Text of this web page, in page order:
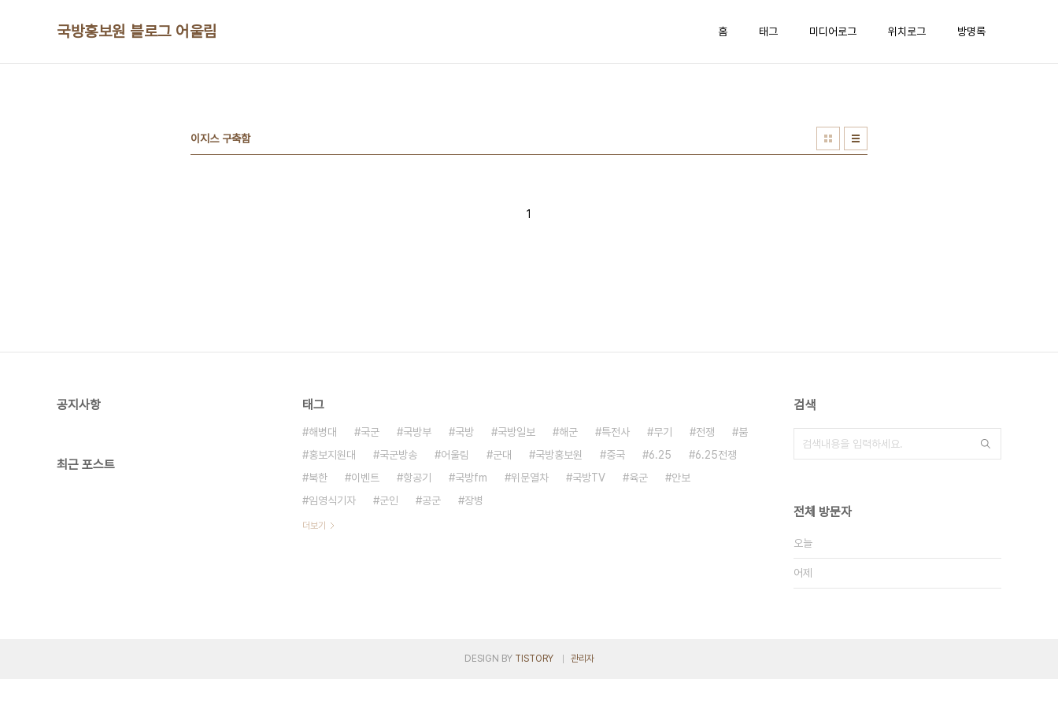
국방홍보원 블로그 어울림 홈 태그 미디어로그 위치로그 방명록
이지스 구축함
1
공지사항
최근 포스트
태그
해병대 국군 국방부 국방 국방일보 해군 특전사 무기 전쟁
붐
홍보지원대
국군방송 어울림 군대 국방홍보원 중국 6.25
6.25전쟁
북한
이벤트 항공기 국방fm 위문열차 국방TV 육군
안보
임영식기자
군인 공군 장병
더보기
검색
전체 방문자
오늘
어제
DESIGN BY TISTORY 관리자